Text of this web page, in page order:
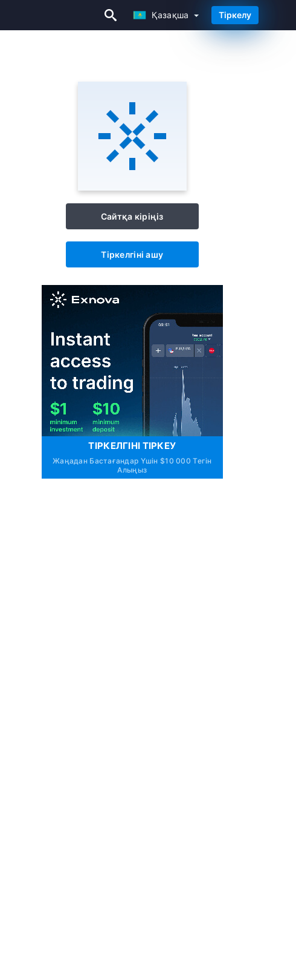
Қазақша
Қазақша Тіркелу
Сайтқа кіріңіз
Тіркелгіні ашу
ТІРКЕЛГІНІ ТІРКЕУ
Жаңадан Бастағандар Үшін $10 000 Тегін
Алыңыз